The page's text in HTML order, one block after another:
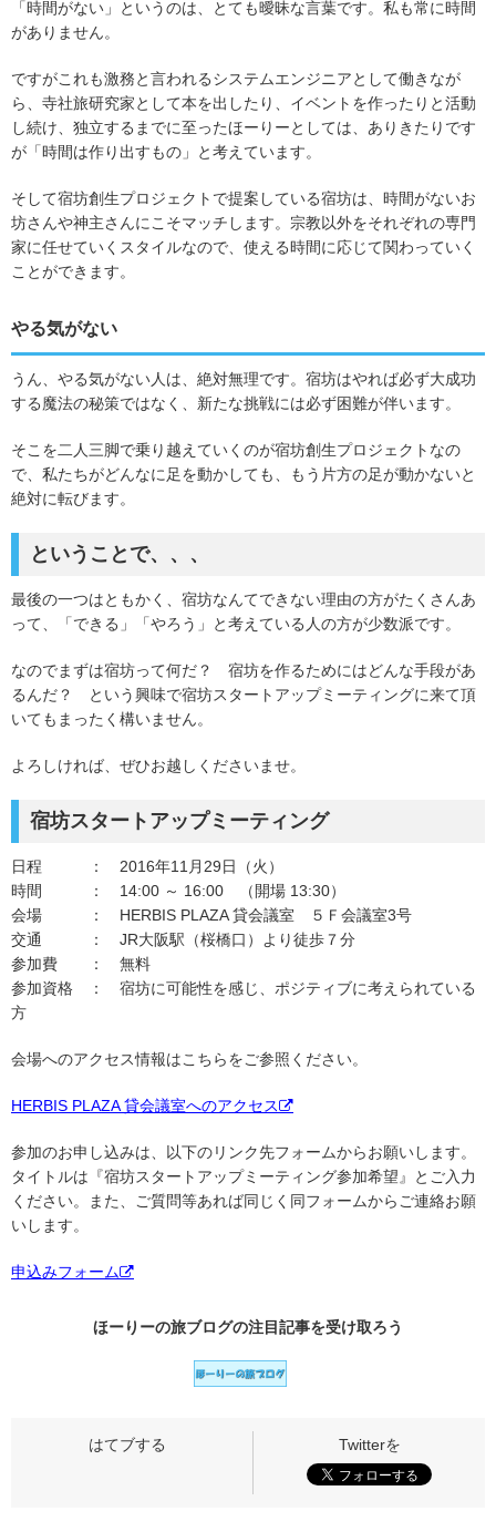
「時間がない」というのは、とても曖昧な言葉です。私も常に時間
がありません。
ですがこれも激務と言われるシステムエンジニアとして働きなが
ら、寺社旅研究家として本を出したり、イベントを作ったりと活動
し続け、独立するまでに至ったほーりーとしては、ありきたりです
が「時間は作り出すもの」と考えています。
そして宿坊創生プロジェクトで提案している宿坊は、時間がないお
坊さんや神主さんにこそマッチします。宗教以外をそれぞれの専門
家に任せていくスタイルなので、使える時間に応じて関わっていく
ことができます。
やる気がない
うん、やる気がない人は、絶対無理です。宿坊はやれば必ず大成功
する魔法の秘策ではなく、新たな挑戦には必ず困難が伴います。
そこを二人三脚で乗り越えていくのが宿坊創生プロジェクトなの
で、私たちがどんなに足を動かしても、もう片方の足が動かないと
絶対に転びます。
ということで、、、
最後の一つはともかく、宿坊なんてできない理由の方がたくさんあ
って、「できる」「やろう」と考えている人の方が少数派です。
なのでまずは宿坊って何だ？ 宿坊を作るためにはどんな手段があ
るんだ？ という興味で宿坊スタートアップミーティングに来て頂
いてもまったく構いません。
よろしければ、ぜひお越しくださいませ。
宿坊スタートアップミーティング
日程 ： 2016年11月29日（火）
時間 ： 14:00 ～ 16:00 （開場 13:30）
会場 ： HERBIS PLAZA 貸会議室 ５Ｆ会議室3号
交通 ： JR大阪駅（桜橋口）より徒歩７分
参加費 ： 無料
参加資格 ： 宿坊に可能性を感じ、ポジティブに考えられている
方
会場へのアクセス情報はこちらをご参照ください。
HERBIS PLAZA 貸会議室へのアクセス
参加のお申し込みは、以下のリンク先フォームからお願いします。
タイトルは『宿坊スタートアップミーティング参加希望』とご入力
ください。また、ご質問等あれば同じく同フォームからご連絡お願
いします。
申込みフォーム
ほーりーの旅ブログの注目記事を受け取ろう